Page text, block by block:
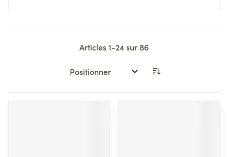
Articles1-24sur86
Trier par: